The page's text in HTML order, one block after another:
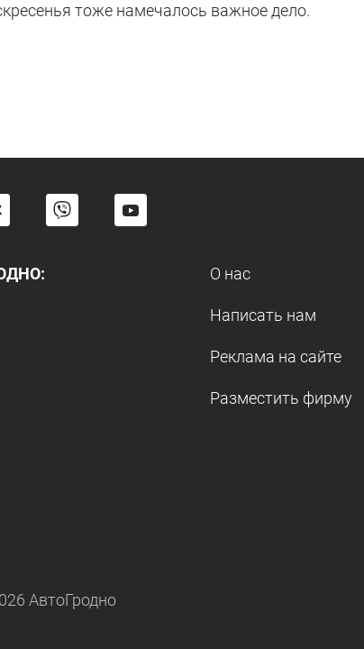
тоже намечалось важное дело.
О нас
Написать нам
Реклама на сайте
Разместить фирму
АвтоГродно